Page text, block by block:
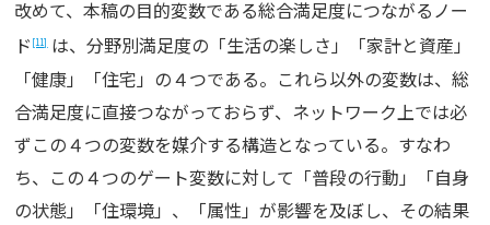
改めて、本稿の目的変数である総合満足度につながるノー
ド [11]は、分野別満足度の「生活の楽しさ」「家計と資産」
「健康」「住宅」の４つである。これら以外の変数は、総
合満足度に直接つながっておらず、ネットワーク上では必
ずこの４つの変数を媒介する構造となっている。すなわ
ち、この４つのゲート変数に対して「普段の行動」「自身
の状態」「住環境」、「属性」が影響を及ぼし、その結果